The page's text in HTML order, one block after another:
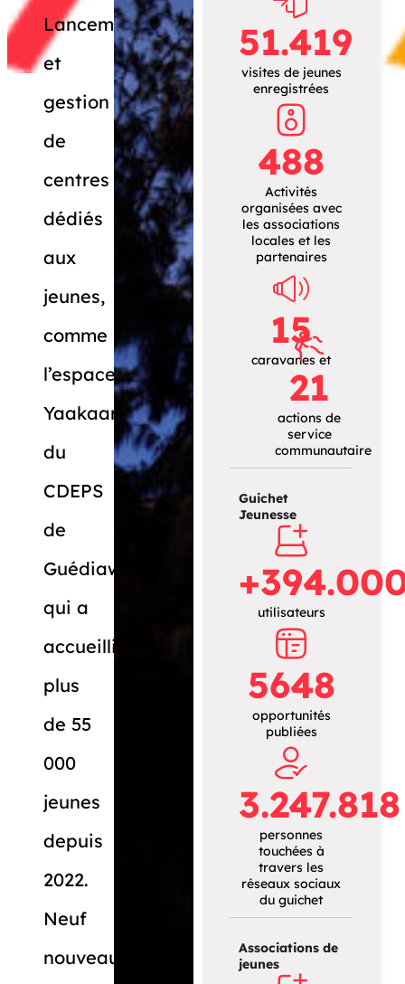
Lancement
et
gestion
de
centres
dédiés
aux
jeunes,
comme
l’espace
Yaakaar
du
CDEPS
de
Guédiawaye,
qui a
accueilli
plus
de 55
000
jeunes
depuis
2022.
Neuf
nouveaux
51.419
visites de jeunes
enregistrées
488
Activités
organisées avec
les associations
locales et les
partenaires
15
caravanes et
21
actions de
service
communautaire
Guichet
Jeunesse
utilisateurs
5648
opportunités
publiées
3.247.818
personnes
touchées à
travers les
réseaux sociaux
du guichet
Associations de
jeunes